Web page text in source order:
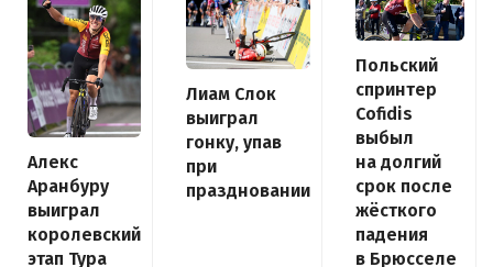
Алекс
Аранбуру
выиграл
королевский
этап Тура
Лиам Слок
выиграл
гонку, упав
при
праздновании
Польский
спринтер
Cofidis
выбыл
на долгий
срок после
жёсткого
падения
в Брюсселе